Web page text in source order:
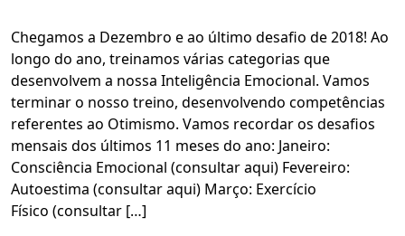
Chegamos a Dezembro e ao último desafio de 2018! Ao
longo do ano, treinamos várias categorias que
desenvolvem a nossa Inteligência Emocional. Vamos
terminar o nosso treino, desenvolvendo competências
referentes ao Otimismo. Vamos recordar os desafios
mensais dos últimos 11 meses do ano: Janeiro:
Consciência Emocional (consultar aqui) Fevereiro:
Autoestima (consultar aqui) Março: Exercício
Físico (consultar […]